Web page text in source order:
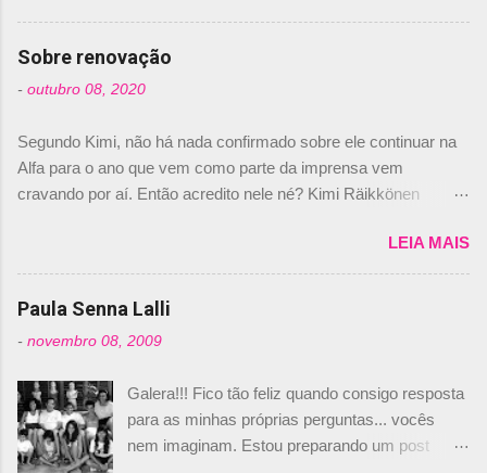
comprado 15% das ações da Campos, dando,
com isso, um lugar no time a Nelsinho Piquet,
foi esclarecida de uma vez por todas por
Daniele Audetto, diretor da escuderia. O
não será o companheiro de Bruno Senna em
2010. "Na verdade, nós recebemos uma oferta
de Piquet", admitiu Audetto. “Mas depois de ter
dois brasileiros”, explicou, dizendo ainda que
não tem nada contra o filho do tricampeão
Nelson Piquet. “Ele é um bom piloto, rápido e
experiente.” Audetto disse ainda que a suposta
não corresponde à realidade. “O suposto 15%
de investimento seria menor do que aquilo que
outros pilotos podem trazer: italianos, r...
Sobre renovação
- outubro 08, 2020
Segundo Kimi, não há nada confirmado sobre ele continuar na
Alfa para o ano que vem como parte da imprensa vem
cravando por aí. Então acredito nele né? Kimi Räikkönen
truth but I’ve never had an option in my contract so that’s
should, pretty much, tell you that it’s not true." #Kimi7 #EifelGP
#AlfaRomeoRacing pic.twitter.com/77EDVn39Ia — Kimi
Romain falando sobre o fato do Iceman estar há tantos anos na
@RGrosjean ! #EifelGP 🇩🇪 #F1
pic.twitter.com/GSAu1LWnwW — Formula 1 (@F1) October 8,
2020 Beijinhos, Ludy
LEIA MAIS
Paula Senna Lalli
- novembro 08, 2009
Galera!!! Fico tão feliz quando consigo resposta
para as minhas próprias perguntas... vocês
nem imaginam. Estou preparando um post